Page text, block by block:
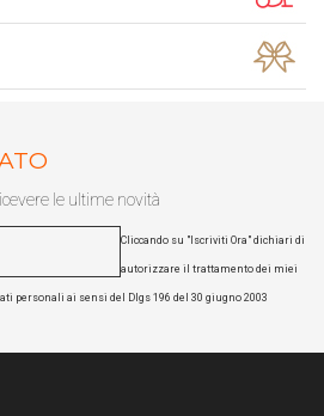
le ultime novità
Cliccando su "Iscriviti Ora" dichiari di
autorizzare il trattamento dei miei
personali ai sensi del Dlgs 196 del 30 giugno 2003